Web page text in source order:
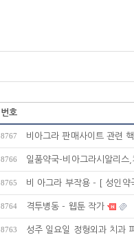
번호
8767 비아그라 판매사이트 관련
8766 일품약국-비아그라시알리스
8765 비 아그라 부작용 - [ 성인약
8764 격투병동 - 웹툰 작가
8763 성주 일요일 정형외과 치과